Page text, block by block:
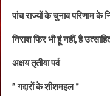
पांच राज्यों के चुनाव परिणाम के
निराश फिर भी हूं नहीं, है
अक्षय तृतीया पर्व
” गद्दारों के शीशमहल “